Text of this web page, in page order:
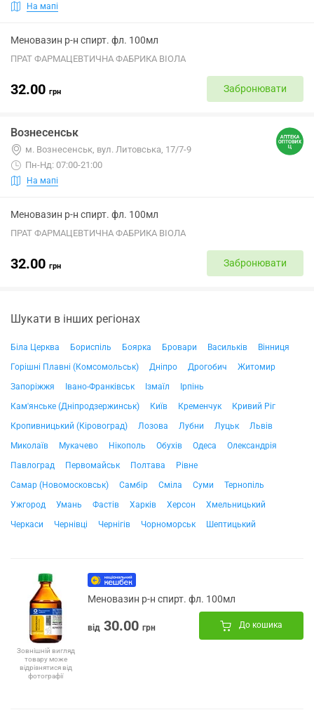
На мапі
Меновазин р-н спирт. фл. 100мл
ПРАТ ФАРМАЦЕВТИЧНА ФАБРИКА ВІОЛА
32.00 грн Забронювати
Вознесенськ
м. Вознесенськ, вул. Литовська, 17/7-9
Пн-Нд: 07:00-21:00
На мапі
Меновазин р-н спирт. фл. 100мл
ПРАТ ФАРМАЦЕВТИЧНА ФАБРИКА ВІОЛА
32.00 грн Забронювати
Шукати в інших регіонах
Біла Церква Бориспіль Боярка Бровари Васильків
Вінниця
Горішні Плавні (Комсомольськ)
Дніпро Дрогобич
Житомир
Запоріжжя
Івано-Франківськ Ізмаїл
Ірпінь
Кам'янське (Дніпродзержинськ)
Київ Кременчук
Кривий Ріг
Кропивницький (Кіровоград)
Лозова Лубни Луцьк
Львів
Миколаїв
Мукачево Нікополь Обухів Одеса
Олександрія
Павлоград
Первомайськ Полтава
Рівне
Самар (Новомосковськ)
Самбір Сміла Суми
Тернопіль
Ужгород
Умань Фастів Харків Херсон
Хмельницький
Черкаси
Чернівці Чернігів Чорноморськ Шептицький
Зовнішній вигляд
товару може
відрізнятися від
фотографії
Меновазин р-н спирт. фл. 100мл
від 30.00 грн До кошика